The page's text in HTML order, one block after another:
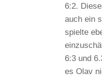
6:2.
auch ein
spielte
6:3 und
es Olav